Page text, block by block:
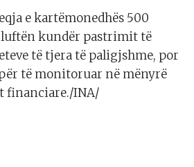
e kartëmonedhës 500
luftën kundër pastrimit të
të tjera të paligjshme, por
të monitoruar në mënyrë
financiare./INA/